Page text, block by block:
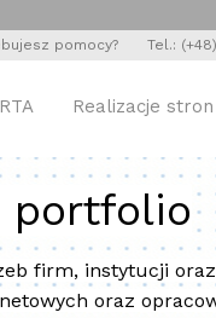
pomocy? Tel.: (+48)
Realizacje stron
portfolio
firm, instytucji
oraz